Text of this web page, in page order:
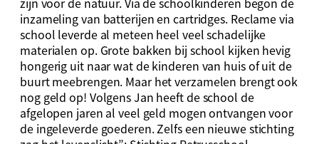
inzameling van batterijen en cartridges. Reclame via
school leverde al meteen heel veel schadelijke
materialen op. Grote bakken bij school kijken hevig
hongerig uit naar wat de kinderen van huis of uit de
buurt meebrengen. Maar het verzamelen brengt ook
nog geld op! Volgens Jan heeft de school de
afgelopen jaren al veel geld mogen ontvangen voor
de ingeleverde goederen. Zelfs een nieuwe stichting